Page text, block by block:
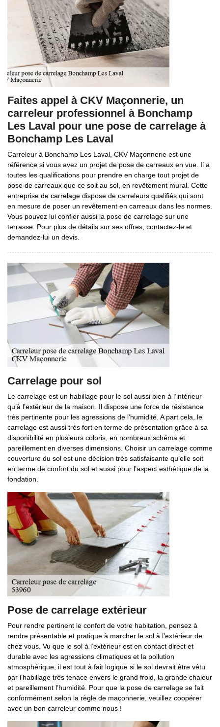
Faites appel à CKV Maçonnerie, un
carreleur professionnel à Bonchamp
Les Laval pour une pose de carrelage à
Bonchamp Les Laval
Carreleur à Bonchamp Les Laval, CKV Maçonnerie est une
référence si vous avez un projet de pose de carreaux en vue. Il a
toutes les qualifications pour prendre en charge tout projet de
pose de carreaux que ce soit au sol, en revêtement mural. Cette
entreprise de carrelage dispose de carreleurs qualifiés qui sont
en mesure de poser un revêtement en carreaux dans les normes.
Vous pouvez lui confier aussi la pose de carrelage sur une
terrasse. Pour plus de détails sur ses offres, contactez-le et
demandez-lui un devis.
Carrelage pour sol
Le carrelage est un habillage pour le sol aussi bien à l’intérieur
qu’à l’extérieur de la maison. Il dispose une force de résistance
très pertinente pour les agressions de l’humidité. A part cela, le
carrelage est aussi très fort en terme de présentation grâce à sa
disponibilité en plusieurs coloris, en nombreux schéma et
pareillement en diverses dimensions. Choisir un carrelage comme
couverture du sol est une décision très satisfaisante qu’elle soit
en terme de confort du sol et aussi pour l’aspect esthétique de la
fondation.
Pose de carrelage extérieur
Pour rendre pertinent le confort de votre habitation, pensez à
rendre présentable et pratique à marcher le sol à l’extérieur de
chez vous. Vu que le sol à l’extérieur est en contact direct et
durable avec les agressions climatiques et la pollution
atmosphérique, il est tout à fait logique si le sol devrait être vêtu
par l’habillage très tenace envers le grand froid, la grande chaleur
et pareillement l’humidité. Pour que la pose de carrelage se fait
conformément selon la règle de maçonnerie, veuillez coopérer
avec un bon carreleur comme nous !